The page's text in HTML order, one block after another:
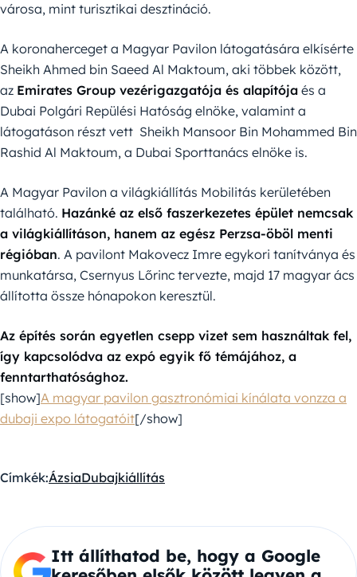
városa, mint turisztikai desztináció.
A koronaherceget a Magyar Pavilon látogatására elkísérte
Sheikh Ahmed bin Saeed Al Maktoum, aki többek között,
az Emirates Group vezérigazgatója és alapítója és a
Dubai Polgári Repülési Hatóság elnöke, valamint a
látogatáson részt vett Sheikh Mansoor Bin Mohammed Bin
Rashid Al Maktoum, a Dubai Sporttanács elnöke is.
A Magyar Pavilon a világkiállítás Mobilitás kerületében
található. Hazánké az első faszerkezetes épület nemcsak
a világkiállításon, hanem az egész Perzsa-öböl menti
régióban. A pavilont Makovecz Imre egykori tanítványa és
munkatársa, Csernyus Lőrinc tervezte, majd 17 magyar ács
állította össze hónapokon keresztül.
Az építés során egyetlen csepp vizet sem használtak fel,
így kapcsolódva az expó egyik fő témájához, a
fenntarthatósághoz.
[show]A magyar pavilon gasztronómiai kínálata vonzza a
dubaji expo látogatóit[/show]
Címkék:ÁzsiaDubajkiállítás
Itt állíthatod be, hogy a Google